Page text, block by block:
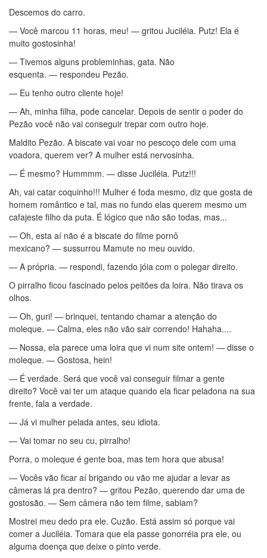
Descemos do carro.
— Você marcou 11 horas, meu! — gritou Juciléia. Putz! Ela é
muito gostosinha!
— Tivemos alguns probleminhas, gata. Não
esquenta. — respondeu Pezão.
— Eu tenho outro cliente hoje!
— Ah, minha filha, pode cancelar. Depois de sentir o poder do
Pezão você não vai conseguir trepar com outro hoje.
Maldito Pezão. A biscate vai voar no pescoço dele com uma
voadora, querem ver? A mulher está nervosinha.
— É mesmo? Hummmm. — disse Juciléia. Putz!!!
Ah, vai catar coquinho!!! Mulher é foda mesmo, diz que gosta de
homem romântico e tal, mas no fundo elas querem mesmo um
cafajeste filho da puta. É lógico que não são todas, mas...
— Oh, esta aí não é a biscate do filme pornô
mexicano? — sussurrou Mamute no meu ouvido.
— A própria. — respondi, fazendo jóia com o polegar direito.
O pirralho ficou fascinado pelos peitões da loira. Não tirava os
olhos.
— Oh, guri! — brinquei, tentando chamar a atenção do
moleque. — Calma, eles não vão sair correndo! Hahaha....
— Nossa, ela parece uma loira que vi num site ontem! — disse o
moleque. — Gostosa, hein!
— É verdade. Será que você vai conseguir filmar a gente
direito? Você vai ter um ataque quando ela ficar peladona na sua
frente, fala a verdade.
— Já vi mulher pelada antes, seu idiota.
— Vai tomar no seu cu, pirralho!
Porra, o moleque é gente boa, mas tem hora que abusa!
— Vocês vão ficar aí brigando ou vão me ajudar a levar as
câmeras lá pra dentro? — gritou Pezão, querendo dar uma de
gostosão. — Sem câmera não tem filme, sabiam?
Mostrei meu dedo pra ele. Cuzão. Está assim só porque vai
comer a Juciléia. Tomara que ela passe gonorréia pra ele, ou
alguma doença que deixe o pinto verde.